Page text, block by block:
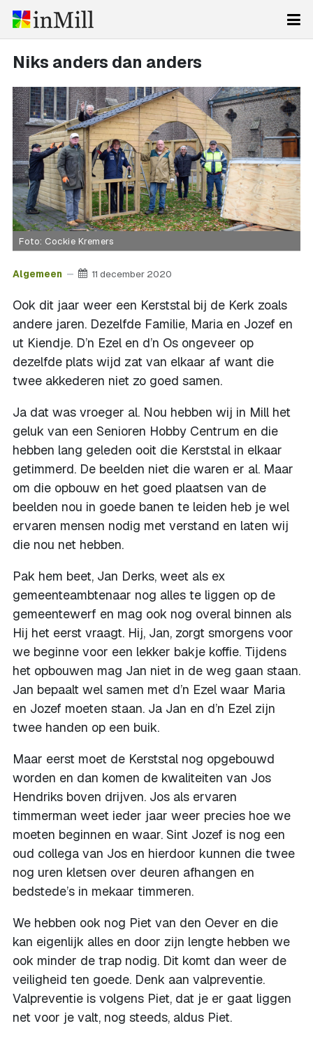
Niks anders dan anders
Foto: Cockie Kremers
Algemeen 11 december 2020
Ook dit jaar weer een Kerststal bij de Kerk zoals
andere jaren. Dezelfde Familie, Maria en Jozef en
ut Kiendje. D’n Ezel en d’n Os ongeveer op
dezelfde plats wijd zat van elkaar af want die
twee akkederen niet zo goed samen.
Ja dat was vroeger al. Nou hebben wij in Mill het
geluk van een Senioren Hobby Centrum en die
hebben lang geleden ooit die Kerststal in elkaar
getimmerd. De beelden niet die waren er al. Maar
om die opbouw en het goed plaatsen van de
beelden nou in goede banen te leiden heb je wel
ervaren mensen nodig met verstand en laten wij
die nou net hebben.
Pak hem beet, Jan Derks, weet als ex
gemeenteambtenaar nog alles te liggen op de
gemeentewerf en mag ook nog overal binnen als
Hij het eerst vraagt. Hij, Jan, zorgt smorgens voor
we beginne voor een lekker bakje koffie. Tijdens
het opbouwen mag Jan niet in de weg gaan staan.
Jan bepaalt wel samen met d’n Ezel waar Maria
en Jozef moeten staan. Ja Jan en d’n Ezel zijn
twee handen op een buik.
Maar eerst moet de Kerststal nog opgebouwd
worden en dan komen de kwaliteiten van Jos
Hendriks boven drijven. Jos als ervaren
timmerman weet ieder jaar weer precies hoe we
moeten beginnen en waar. Sint Jozef is nog een
oud collega van Jos en hierdoor kunnen die twee
nog uren kletsen over deuren afhangen en
bedstede’s in mekaar timmeren.
We hebben ook nog Piet van den Oever en die
kan eigenlijk alles en door zijn lengte hebben we
ook minder de trap nodig. Dit komt dan weer de
veiligheid ten goede. Denk aan valpreventie.
Valpreventie is volgens Piet, dat je er gaat liggen
net voor je valt, nog steeds, aldus Piet.